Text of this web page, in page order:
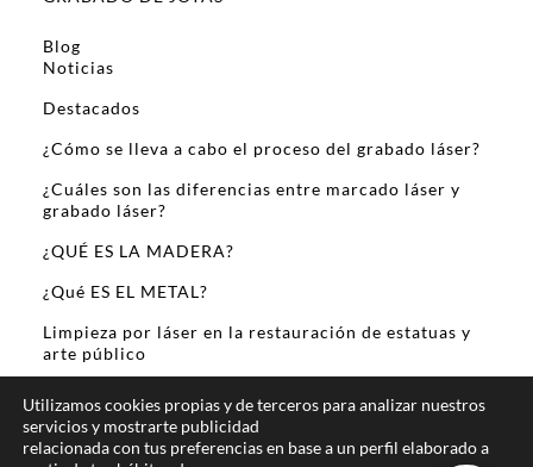
Blog
Noticias
Destacados
¿Cómo se lleva a cabo el proceso del grabado láser?
¿Cuáles son las diferencias entre marcado láser y
grabado láser?
¿QUÉ ES LA MADERA?
¿Qué ES EL METAL?
Limpieza por láser en la restauración de estatuas y
arte público
Sobre Mi
Utilizamos cookies propias y de terceros para analizar nuestros
servicios y mostrarte publicidad
relacionada con tus preferencias en base a un perfil elaborado a